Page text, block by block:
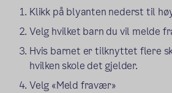
Klikk på blyanten nederst til
Velg hvilket barn du vil melde
Hvis barnet er tilknyttet flere
hvilken skole det gjelder.
Velg «Meld fravær»